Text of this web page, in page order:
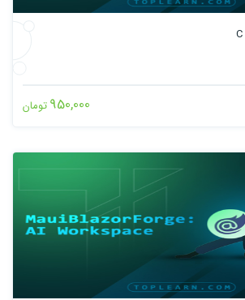
950,000تومان